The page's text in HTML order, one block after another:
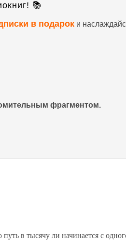
📚
в подарок и
фрагментом.
в тысячу ли начинается с